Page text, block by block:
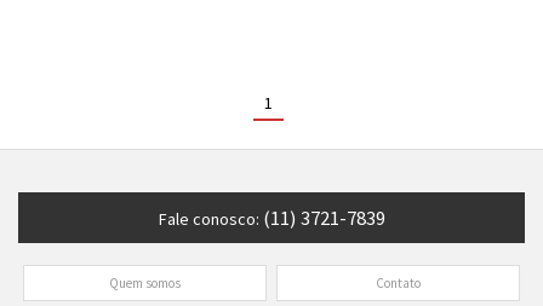
1
Fale conosco: (11) 3721-7839
Quem somos Contato